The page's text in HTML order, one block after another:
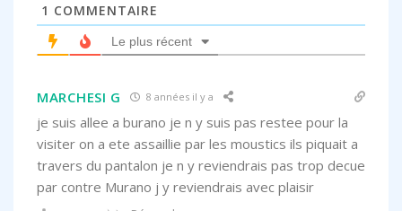
1 COMMENTAIRE
Le plus récent
MARCHESI G 8 années il y a
je suis allee a burano je n y suis pas restee pour la
visiter on a ete assaillie par les moustics ils piquait a
travers du pantalon je n y reviendrais pas trop decue
par contre Murano j y reviendrais avec plaisir